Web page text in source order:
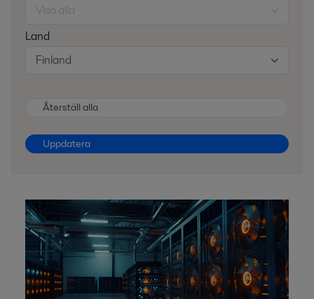
Visa alla
Land
Finland
Återställ alla
Uppdatera